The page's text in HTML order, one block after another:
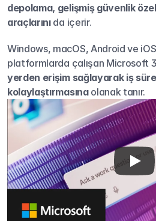
depolama, gelişmiş güvenlik
araçlarını da içerir.
Windows, macOS, Android ve
platformlarda çalışan Microsoft
yerden erişim sağlayarak iş
kolaylaştırmasına olanak tanır.